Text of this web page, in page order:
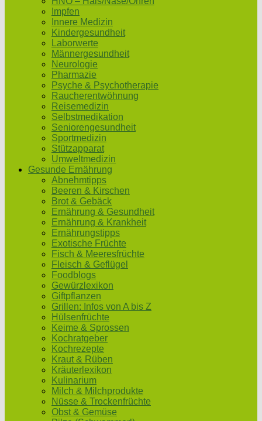
Impfen
Innere Medizin
Kindergesundheit
Laborwerte
Männergesundheit
Neurologie
Pharmazie
Psyche & Psychotherapie
Raucherentwöhnung
Reisemedizin
Selbstmedikation
Seniorengesundheit
Sportmedizin
Stützapparat
Umweltmedizin
Gesunde Ernährung
Abnehmtipps
Beeren & Kirschen
Brot & Gebäck
Ernährung & Gesundheit
Ernährung & Krankheit
Ernährungstipps
Exotische Früchte
Fisch & Meeresfrüchte
Fleisch & Geflügel
Foodblogs
Gewürzlexikon
Giftpflanzen
Grillen: Infos von A bis Z
Hülsenfrüchte
Keime & Sprossen
Kochratgeber
Kochrezepte
Kraut & Rüben
Kräuterlexikon
Kulinarium
Milch & Milchprodukte
Nüsse & Trockenfrüchte
Obst & Gemüse